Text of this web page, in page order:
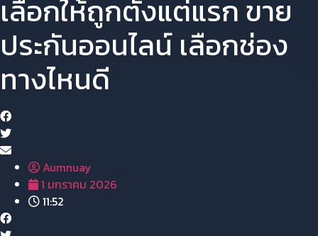
เลือกให้ถูกตั้งแต่แรก ขาย
ประกันออนไลน์ เลือกช่อง
ทางไหนดี
Aumnuay
1 มกราคม 2026
11:52